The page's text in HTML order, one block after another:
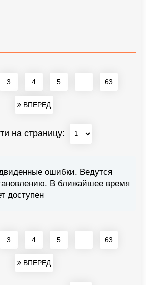
3 4 5 63
ВПЕРЕД
на страницу:
ошибки. Ведутся
В ближайшее время
доступен
3 4 5 63
ВПЕРЕД